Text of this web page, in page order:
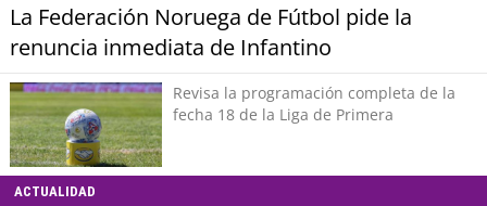
La Federación Noruega de Fútbol pide la
renuncia inmediata de Infantino
Revisa la programación completa de la
fecha 18 de la Liga de Primera
ACTUALIDAD